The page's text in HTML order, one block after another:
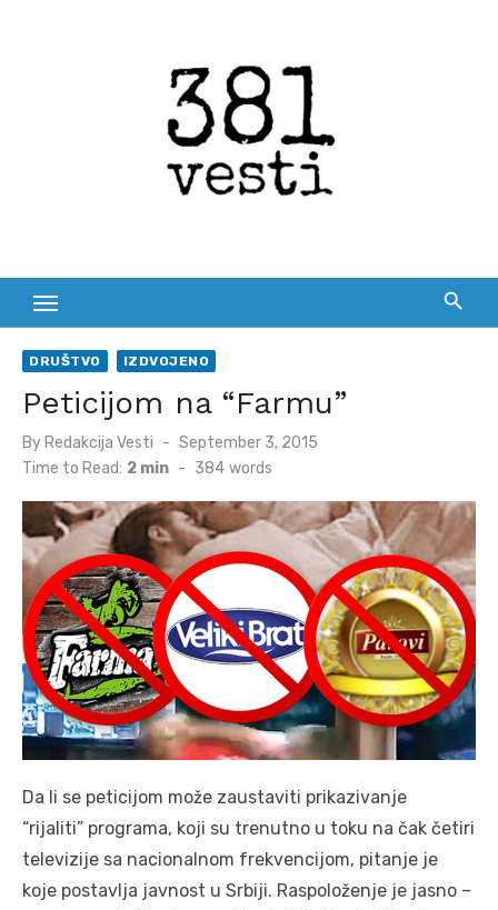
DRUŠTVO IZDVOJENO
Peticijom na “Farmu”
By Redakcija Vesti
Posted
September 3, 2015
Time to Read: 2 min - 384 words
Da li se peticijom može zaustaviti prikazivanje
“rijaliti” programa, koji su trenutno u toku na čak četiri
televizije sa nacionalnom frekvencijom, pitanje je
koje postavlja javnost u Srbiji. Raspoloženje je jasno –